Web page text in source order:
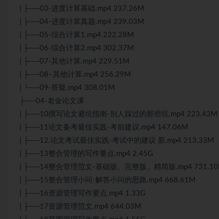
| ├──03-进度计算基础.mp4 237.26M
| ├──04-进度计算真题.mp4 239.03M
| ├──05-综合计算1.mp4 222.28M
| ├──06-综合计算2.mp4 302.37M
| ├──07-其他计算.mp4 229.51M
| ├──08–其他计算.mp4 256.29M
| └──09-答疑.mp4 308.01M
├──04-老金论文课
| ├──10撰写论文避坑指南-别人踩过的那些坑.mp4 223.43M
| ├──11论文备考最佳实践-考前建议.mp4 147.06M
| ├──12.论文考试最佳实践-考试中的建议 新.mp4 213.33M
| ├──13整合管理的写作要点.mp4 2.45G
| ├──14整合管理范文-基础版、完整版、精简版.mp4
| ├──15整合管理小问-解答小问的思路.mp4 668.61M
| ├──16资源管理写作要点.mp4 1.33G
| ├──17资源管理范文.mp4 644.03M